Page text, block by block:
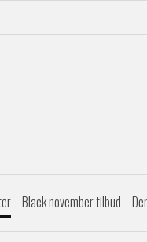
Black november tilbud